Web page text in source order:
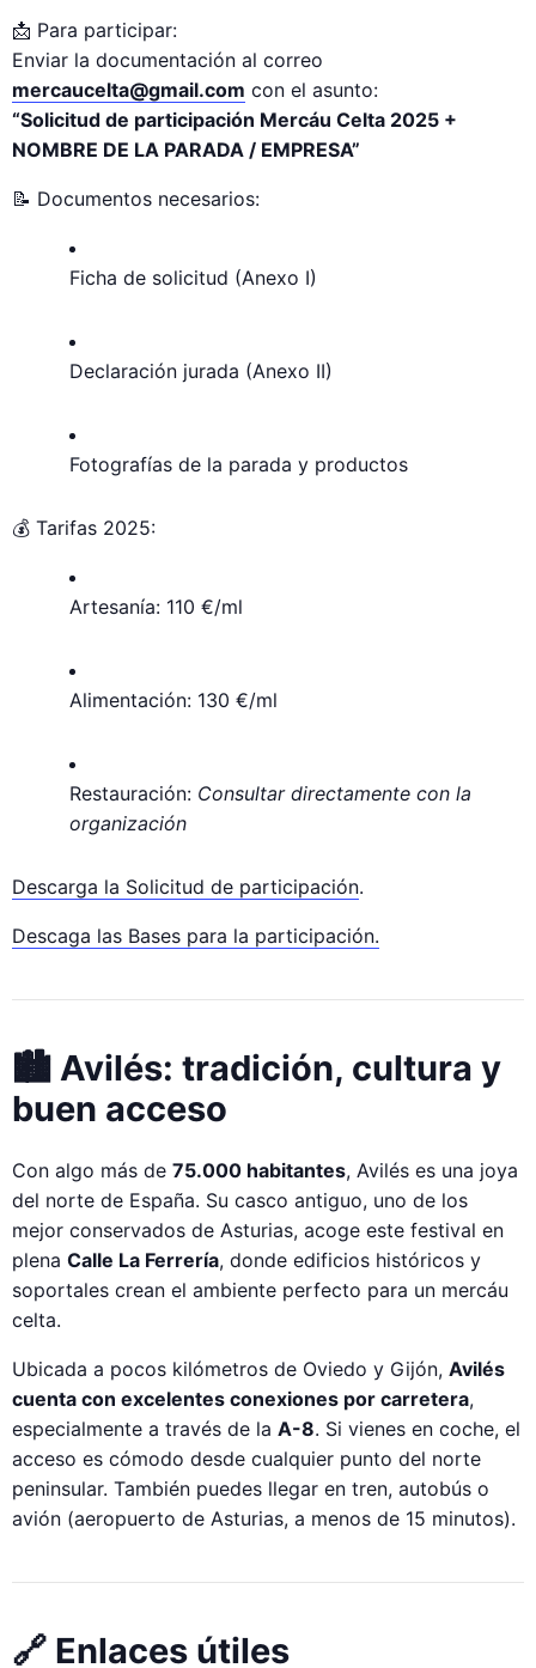
📩 Para participar:
Enviar la documentación al correo
mercaucelta@gmail.com con el asunto:
“Solicitud de participación Mercáu Celta 2025 +
NOMBRE DE LA PARADA / EMPRESA”
📝 Documentos necesarios:
Ficha de solicitud (Anexo I)
Declaración jurada (Anexo II)
Fotografías de la parada y productos
💰 Tarifas 2025:
Artesanía: 110 €/ml
Alimentación: 130 €/ml
Restauración: Consultar directamente con la
organización
Descarga la Solicitud de participación.
Descaga las Bases para la participación.
🏙 Avilés: tradición, cultura y
buen acceso
Con algo más de 75.000 habitantes, Avilés es una joya
del norte de España. Su casco antiguo, uno de los
mejor conservados de Asturias, acoge este festival en
plena Calle La Ferrería, donde edificios históricos y
soportales crean el ambiente perfecto para un mercáu
celta.
Ubicada a pocos kilómetros de Oviedo y Gijón, Avilés
cuenta con excelentes conexiones por carretera,
especialmente a través de la A-8. Si vienes en coche, el
acceso es cómodo desde cualquier punto del norte
peninsular. También puedes llegar en tren, autobús o
avión (aeropuerto de Asturias, a menos de 15 minutos).
🔗 Enlaces útiles